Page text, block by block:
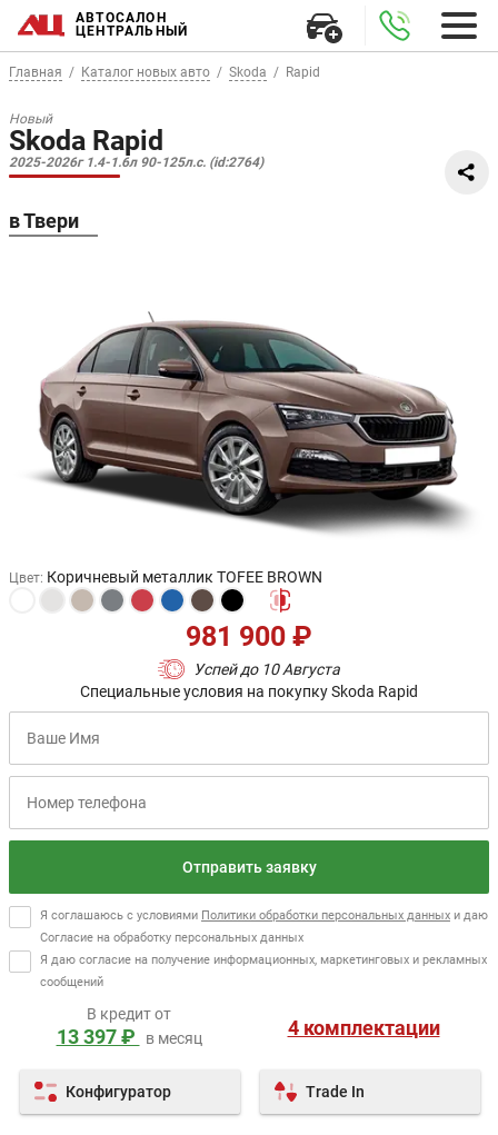
АВТОСАЛОН
ЦЕНТРАЛЬНЫЙ
Главная Каталог новых авто Skoda Rapid
Новый
Skoda Rapid
2025-2026г 1.4-1.6л 90-125л.с. (id:2764)
в Твери
Цвет: Коричневый металлик TOFEE BROWN
Успей до 10 Августа
981 900 ₽
Специальные условия на покупку Skoda Rapid
Отправить заявку
Я соглашаюсь с условиями Политики обработки персональных данных и даю
Согласие на обработку персональных данных
Я даю согласие на получение информационных, маркетинговых и рекламных
сообщений
4 комплектации
Конфигуратор Trade In
В кредит от
13 397 ₽ в месяц